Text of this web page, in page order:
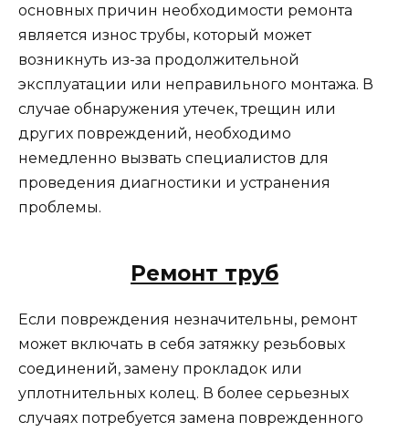
основных причин необходимости ремонта
является износ трубы, который может
возникнуть из-за продолжительной
эксплуатации или неправильного монтажа. В
случае обнаружения утечек, трещин или
других повреждений, необходимо
немедленно вызвать специалистов для
проведения диагностики и устранения
проблемы.
Ремонт труб
Если повреждения незначительны, ремонт
может включать в себя затяжку резьбовых
соединений, замену прокладок или
уплотнительных колец. В более серьезных
случаях потребуется замена поврежденного